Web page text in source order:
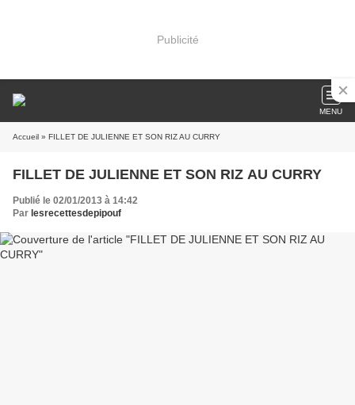
Publicité
MENU
Accueil » FILLET DE JULIENNE ET SON RIZ AU CURRY
FILLET DE JULIENNE ET SON RIZ AU CURRY
Publié le 02/01/2013 à 14:42
Par lesrecettesdepipouf